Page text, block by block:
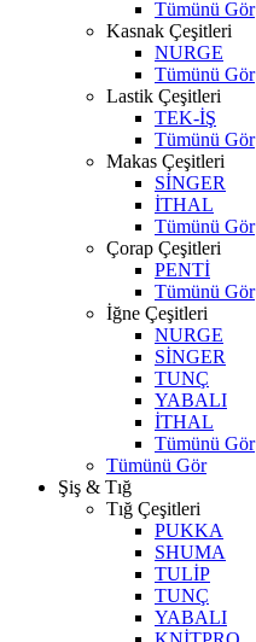
Tümünü Gör
Kasnak Çeşitleri
NURGE
Tümünü Gör
Lastik Çeşitleri
TEK-İŞ
Tümünü Gör
Makas Çeşitleri
SİNGER
İTHAL
Tümünü Gör
Çorap Çeşitleri
PENTİ
Tümünü Gör
İğne Çeşitleri
NURGE
SİNGER
TUNÇ
YABALI
İTHAL
Tümünü Gör
Tümünü Gör
Şiş & Tığ
Tığ Çeşitleri
PUKKA
SHUMA
TULİP
TUNÇ
YABALI